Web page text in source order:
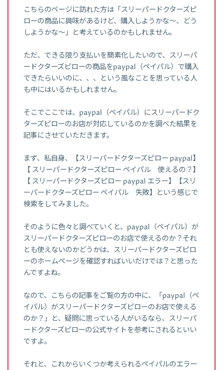
こちらのページに訪れた方は「スリーパードクターズピ
ローの商品に興味があるけど、購入しようかな～、どう
しようかな～」と考えているのかもしれません。
ただ、できる限り支払いを簡素化したいので、スリーパ
ードクターズピローの商品をpaypal（ペイパル）で購入
できたらいいのに、、、という風なことを思っている人
も中にはいるかもしれません。
そこでここでは、paypal（ペイパル）にスリーパードク
ターズピローのお店が対応しているのかを調べた結果を
記事にさせていただきます。
まず、私自身、【スリーパードクターズピロー paypal】
【 スリーパードクターズピロー ペイパル 使えるの？】
【 スリーパードクターズピロー paypal エラー】【スリ
ーパードクターズピロー ペイパル 失敗】という感じで
検索をしてみました。
そのように色々と調べていくと、paypal（ペイパル）が
スリーパードクターズピローのお店で使えるのか？それ
とも使えないのかどうかは、スリーパードクターズピロ
ーのホームページを確認すればいいだけでは？と思った
んですよね。
なので、こちらの記事をご覧の方の中に、「paypal（ペ
イパル）がスリーパードクターズピローのお店で使える
のか？」と、疑問に思っている人がいるなら、スリーパ
ードクターズピローの公式サイトを参考にされるといい
ですよ。
それと、これからいくつか考えられるペイパルのエラー